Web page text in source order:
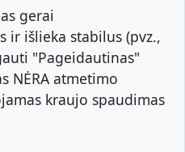
gerai
ir išlieka stabilus (pvz.,
"Pageidautinas"
NĖRA atmetimo
kraujo spaudimas